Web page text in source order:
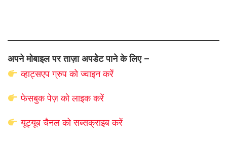
अपने मोबाइल पर ताज़ा अपडेट पाने के लिए –
व्हाट्सएपग्रुप कोज्वाइन करें
फेसबुक पेज़ को लाइक करें
यूट्यूब चैनल को सब्सक्राइब करें